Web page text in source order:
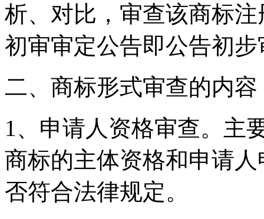
析、对比，审查该商标
初审审定公告即公告初
二、商标形式审查的内容
1、申请人资格审查。主
商标的主体资格和申请
否符合法律规定。